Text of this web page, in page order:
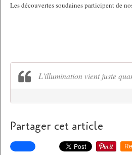
Les découvertes soudaines participent de
L'illumination vient juste
Partager cet article